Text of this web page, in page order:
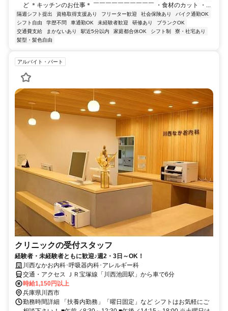
ど ＊キッチンのお仕事＊ ￣￣￣￣￣￣￣￣￣￣ ・食材のカット ・...
隔週シフト提出 資格取得支援あり フリーター歓迎 社会保険あり
バイク通勤OK
シフト自由
学歴不問 車通勤OK 未経験者歓迎 研修あり
ブランクOK
交通費支給
まかないあり 駅近5分以内 家庭都合休OK シフト制
寮・社宅あり
髪型・髪色自由
アルバイト・パート
クリニックの受付スタッフ
経験者・未経験者ともに歓迎♪週2・3日～OK！
川西なかお内科･呼吸器内科･アレルギー科
交通・アクセス ＪＲ宝塚線「川西池田駅」から車で6分
時給1,150円以上
兵庫県川西市
勤務時間詳細 「扶養内勤務」「曜日固定」など シフトはお気軽にご